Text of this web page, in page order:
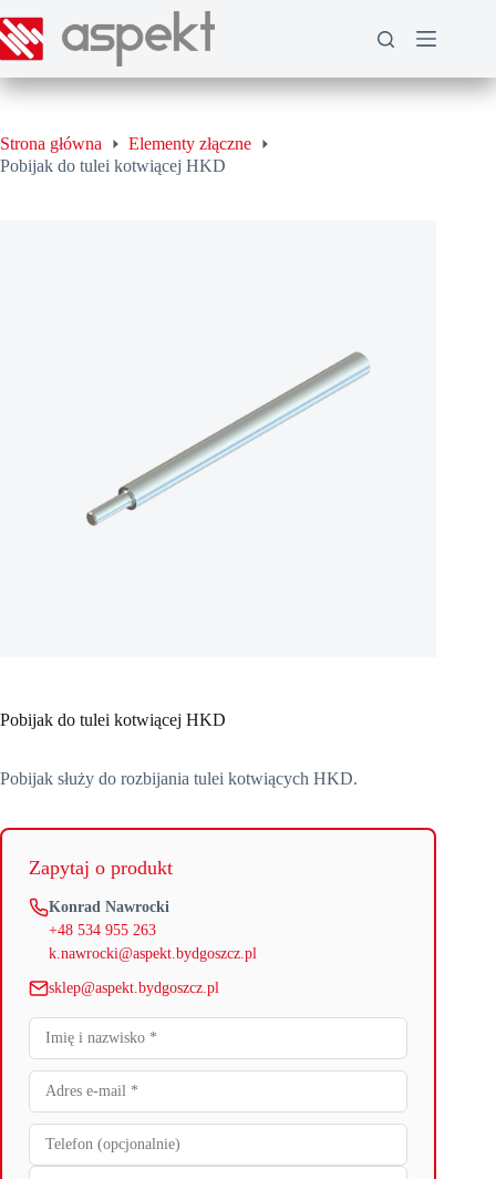
do
treści
Strona główna
Elementy złączne
Pobijak do tulei kotwiącej HKD
Pobijak do tulei kotwiącej HKD
Pobijak służy do rozbijania tulei kotwiących HKD.
Zapytaj o produkt
Konrad Nawrocki
+48 534 955 263
k.nawrocki@aspekt.bydgoszcz.pl
sklep@aspekt.bydgoszcz.pl